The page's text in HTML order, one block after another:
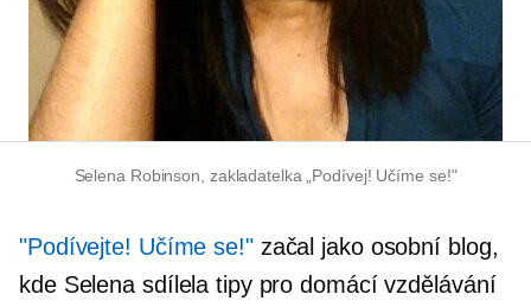
Selena Robinson, zakladatelka „Podívej! Učíme se!"
"Podívejte! Učíme se!"začal jako osobní blog,
kde Selena sdílela tipy pro domácí vzdělávání